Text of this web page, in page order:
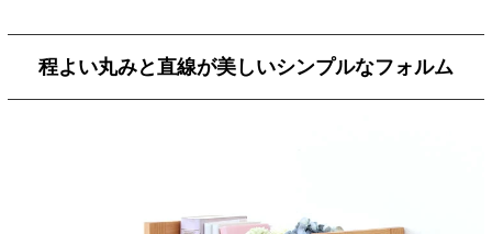
程よい丸みと直線が美しいシンプルなフォルム